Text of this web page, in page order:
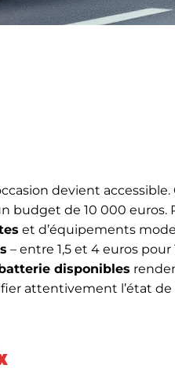
devient
budget de 10 000 euros.
et d’équipements
– entre 1,5 et 4 euros
disponibles
attentivement l’état de